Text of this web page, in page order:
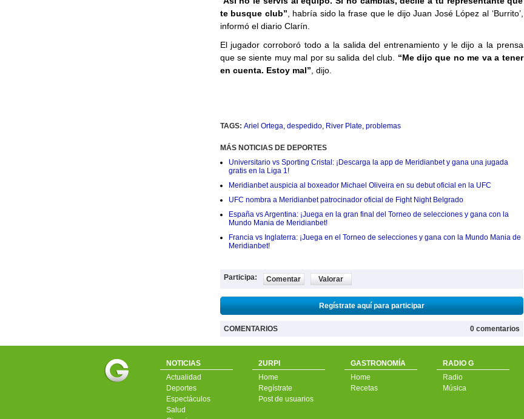
te busque club” , habría sido la frase que le dijo Juan José López al ‘Burrito’,
informó el diario Clarín.
El jugador corroboró todo a la salida del entrenamiento y le dijo a la prensa
que se siente muy mal por su salida del club. “Me dijo que no me va a tener
en cuenta. Estoy mal” , dijo.
TAGS: Ariel Ortega, despedido, River Plate, problemas
MÁS NOTICIAS DE DEPORTES
Universitario vs Sporting Cristal: ¡Descarga la app de Meridianbet y gana una jugada
gratis en la Liga 1!
Meridianbet auspicia al boxeador Michael Oliveira en su debut oficial en la UFC
UFC nombra a Meridianbet patrocinador oficial de Fight Night Belgrado
España vs Argentina: ¡Juega en la gran final del Torneo de selecciones y gana con la
Mundo Mania de Meridianbet!
Francia vs Inglaterra: ¡Juega en el Torneo de selecciones y gana con la Mundo Mania de
Meridianbet!
Participa: Comentar Valorar
Regístrate aquí para participar
COMENTARIOS 0 comentarios
NOTICIAS
Actualidad
Deportes
Espectáculos
Salud
2URPI
Home
Regístrate
Post de usuarios
GASTRONOMÍA
Home
Recetas
RADIO G
Radio
Música